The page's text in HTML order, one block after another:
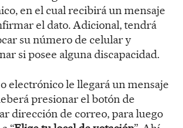
en el cual recibirá un mensaje
el dato. Adicional, tendrá
su número de celular y
si posee alguna discapacidad.
electrónico le llegará un mensaje
presionar el botón de
dirección de correo, para luego